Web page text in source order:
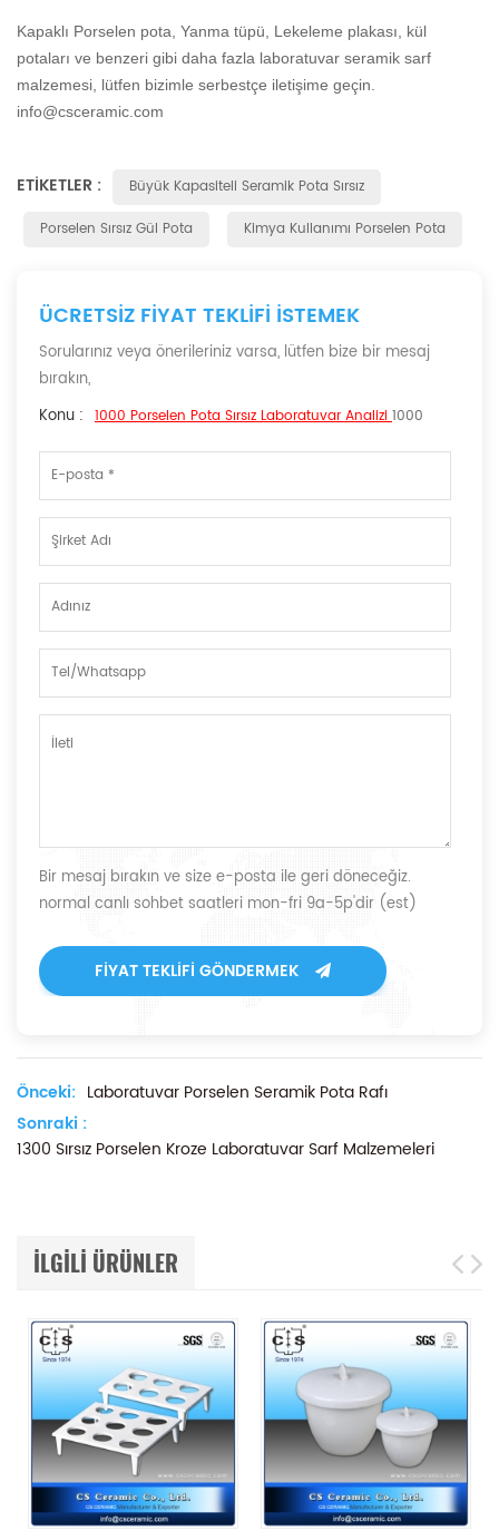
Kapaklı Porselen pota, Yanma tüpü, Lekeleme plakası, kül
potaları ve benzeri gibi daha fazla laboratuvar seramik sarf
malzemesi, lütfen bizimle serbestçe iletişime geçin.
info@csceramic.com
ETIKETLER :
Büyük Kapasiteli Seramik Pota Sırsız
Porselen Sırsız Gül Pota
Kimya Kullanımı Porselen Pota
ÜCRETSIZ FIYAT TEKLIFI ISTEMEK
Sorularınız veya önerileriniz varsa, lütfen bize bir mesaj
bırakın,
Konu : 1000 Porselen Pota Sırsız Laboratuvar Analizi1000
Bir mesaj bırakın ve size e-posta ile geri döneceğiz.
normal canlı sohbet saatleri mon-fri 9a-5p'dir (est)
FIYAT TEKLIFI GÖNDERMEK
Önceki: Laboratuvar Porselen Seramik Pota Rafı
Sonraki :
1300 Sırsız Porselen Kroze Laboratuvar Sarf Malzemeleri
ILGILI ÜRÜNLER